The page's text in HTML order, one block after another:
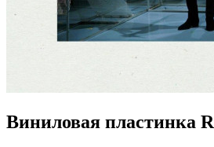
Виниловая пластинка